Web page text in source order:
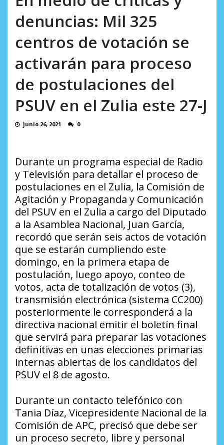
denuncias: Mil 325
centros de votación se
activarán para proceso
de postulaciones del
PSUV en el Zulia este 27-J
junio 26, 2021 0
Durante un programa especial de Radio
y Televisión para detallar el proceso de
postulaciones en el Zulia, la Comisión de
Agitación y Propaganda y Comunicación
del PSUV en el Zulia a cargo del Diputado
a la Asamblea Nacional, Juan García,
recordó que serán seis actos de votación
que se estarán cumpliendo este
domingo, en la primera etapa de
postulación, luego apoyo, conteo de
votos, acta de totalización de votos (3),
transmisión electrónica (sistema CC200)
posteriormente le corresponderá a la
directiva nacional emitir el boletín final
que servirá para preparar las votaciones
definitivas en unas elecciones primarias
internas abiertas de los candidatos del
PSUV el 8 de agosto.
Durante un contacto telefónico con
Tania Díaz, Vicepresidente Nacional de la
Comisión de APC, precisó que debe ser
un proceso secreto, libre y personal